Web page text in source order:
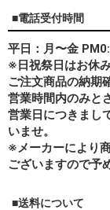
■電話受付時間
平日：月〜金
※日祝祭日はお休
ご注文商品の納期
営業時間内のみと
営業日につきまし
いませ。
※メーカーにより
ございますので予
■送料について